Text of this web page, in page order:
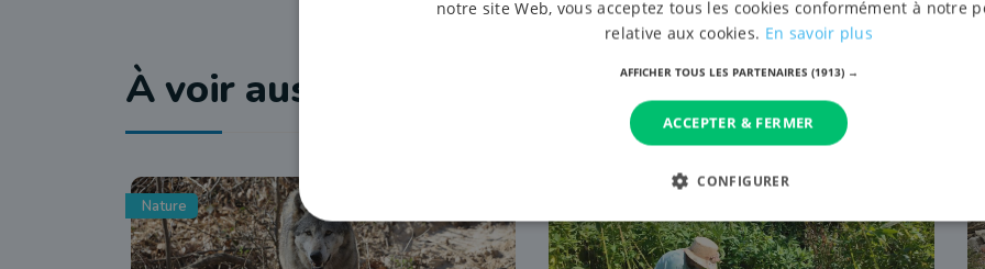
À voir aussi
Nature
notre site Web, vous acceptez tous les cookies conformément à notre
relative aux cookies. En savoir plus
AFFICHER TOUS LES PARTENAIRES (1913) →
ACCEPTER & FERMER
CONFIGURER